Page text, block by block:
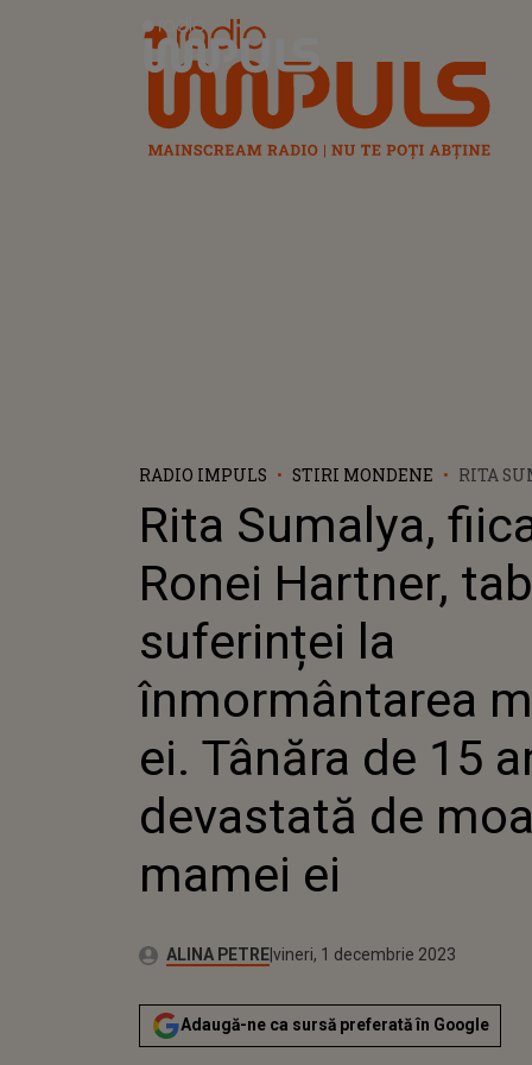
Radio Impuls
RADIO IMPULS STIRI MONDENE
RITA
TABLOU
MAMEI
Rita Sumalya,
Ronei Hartner,
suferinței la
înmormântarea
ei. Tânăra de 15
devastată de
mamei ei
Autor:ALINA PETREPublicat:
vineri, 1 decembrie 2023
Actualizat:
vineri, 1 decembrie 2023
Adaugă-ne ca sursă preferată în Google